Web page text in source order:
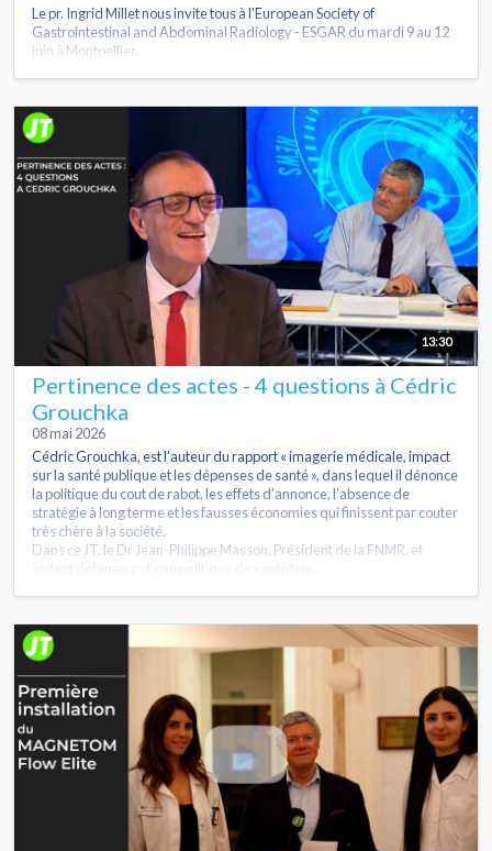
Le pr. Ingrid Millet nous invite tous à l'European Society of
Gastrointestinal and Abdominal Radiology - ESGAR du mardi 9 au 12
juin à Montpellier.
13:30
Pertinence des actes - 4 questions à Cédric
Grouchka
08 mai 2026
Cédric Grouchka, est l’auteur du rapport « imagerie médicale, impact
sur la santé publique et les dépenses de santé », dans lequel il dénonce
la politique du cout de rabot, les effets d’annonce, l’absence de
stratégie à long terme et les fausses économies qui finissent par couter
très chère à la société.
Dans ce JT, le Dr Jean-Philippe Masson, Président de la FNMR, et
ardent défenseur d’une politique de santé bas...